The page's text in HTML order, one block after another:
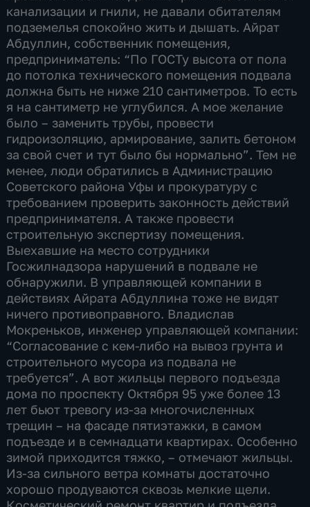
канализации и гнили, не давали обитателям
подземелья спокойно жить и дышать. Айрат
Абдуллин, собственник помещения,
предприниматель: “По ГОСТу высота от пола
до потолка технического помещения подвала
должна быть не ниже 210 сантиметров. То есть
я на сантиметр не углубился. А мое желание
было – заменить трубы, провести
гидроизоляцию, армирование, залить бетоном
за свой счет и тут было бы нормально”. Тем не
менее, люди обратились в Администрацию
Советского района Уфы и прокуратуру с
требованием проверить законность действий
предпринимателя. А также провести
строительную экспертизу помещения.
Выехавшие на место сотрудники
Госжилнадзора нарушений в подвале не
обнаружили. В управляющей компании в
действиях Айрата Абдуллина тоже не видят
ничего противоправного. Владислав
Мокреньков, инженер управляющей компании:
“Согласование с кем-либо на вывоз грунта и
строительного мусора из подвала не
требуется”. А вот жильцы первого подъезда
дома по проспекту Октября 95 уже более 13
лет бьют тревогу из-за многочисленных
трещин – на фасаде пятиэтажки, в самом
подъезде и в семнадцати квартирах. Особенно
зимой приходится тяжко, – отмечают жильцы.
Из-за сильного ветра комнаты достаточно
хорошо продуваются сквозь мелкие щели.